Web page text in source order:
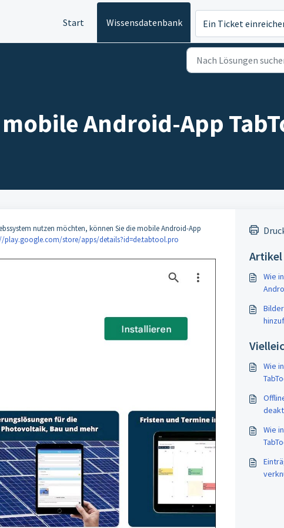
Start Wissensdatenbank Ein Ticket
Android-App
nutzen möchten, können Sie die mobile Android-App
play.google.com/store/apps/details?id=de.tabtool.pro
Artikel
Wie
Wie
Wie